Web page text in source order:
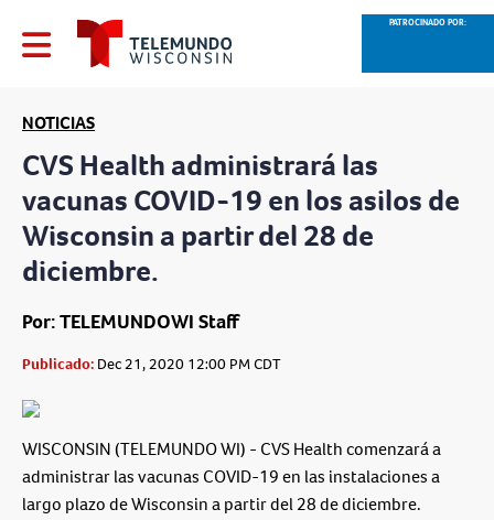
PATROCINADO POR:
NOTICIAS
CVS Health administrará las
vacunas COVID-19 en los asilos de
Wisconsin a partir del 28 de
diciembre.
Por: TELEMUNDOWI Staff
Publicado: Dec 21, 2020 12:00 PM CDT
WISCONSIN (TELEMUNDO WI) - CVS Health comenzará a
administrar las vacunas COVID-19 en las instalaciones a
largo plazo de Wisconsin a partir del 28 de diciembre.